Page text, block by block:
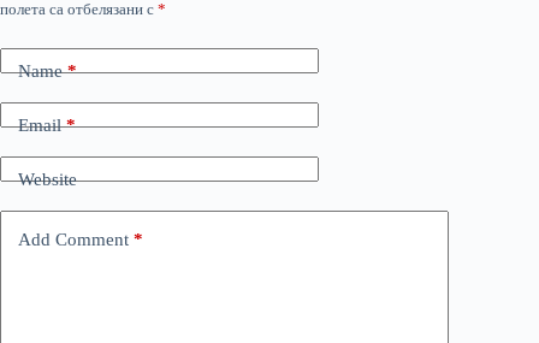
полета са отбелязани с *
Name*
Email*
Website
Add Comment *